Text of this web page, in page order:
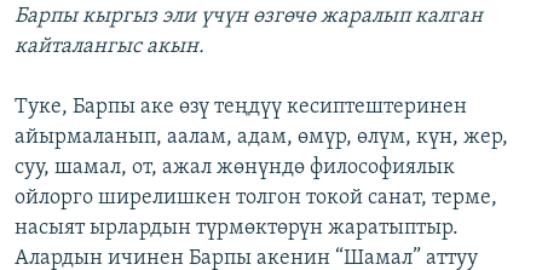
Барпы кыргыз эли үчүн өзгөчө жаралып калган
кайталангыс акын.
Туке, Барпы аке өзү теңдүү кесиптештеринен
айырмаланып, аалам, адам, өмүр, өлүм, күн, жер,
суу, шамал, от, ажал жөнүндө философиялык
ойлорго ширелишкен толгон токой санат, терме,
насыят ырлардын түрмөктөрүн жаратыптыр.
Алардын ичинен Барпы акенин “Шамал” аттуу